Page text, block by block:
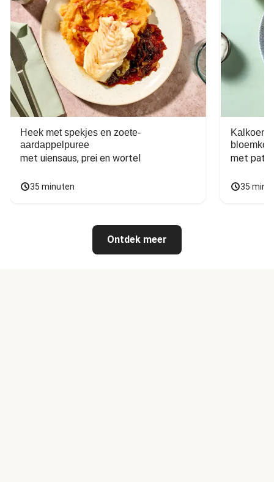
Heek met spekjes en zoete-
aardappelpuree
met uiensaus, prei en wortel
35 minuten
Kalkoen
met
35
Ontdek meer